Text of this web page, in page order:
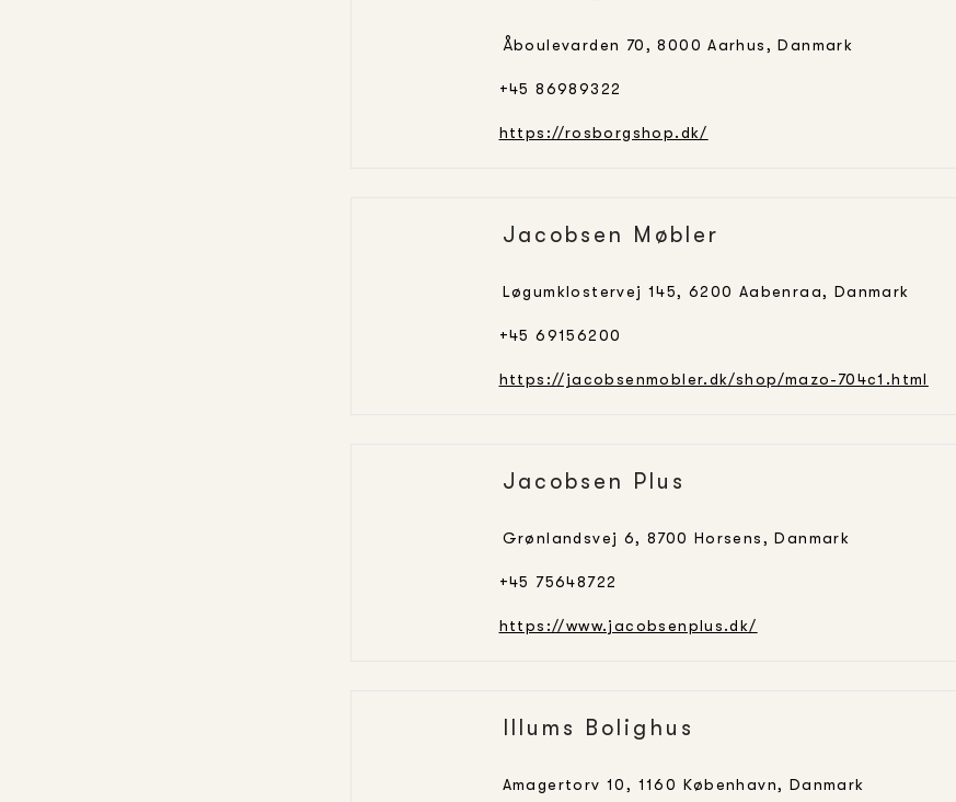
Åboulevarden 70, 8000 Aarhus, Danmark
+45 86989322
https://rosborgshop.dk/
Jacobsen Møbler
Løgumklostervej 145, 6200 Aabenraa, Danmark
+45 69156200
https://jacobsenmobler.dk/shop/mazo-704c1.html
Jacobsen Plus
Grønlandsvej 6, 8700 Horsens, Danmark
+45 75648722
https://www.jacobsenplus.dk/
Illums Bolighus
Amagertorv 10, 1160 København, Danmark